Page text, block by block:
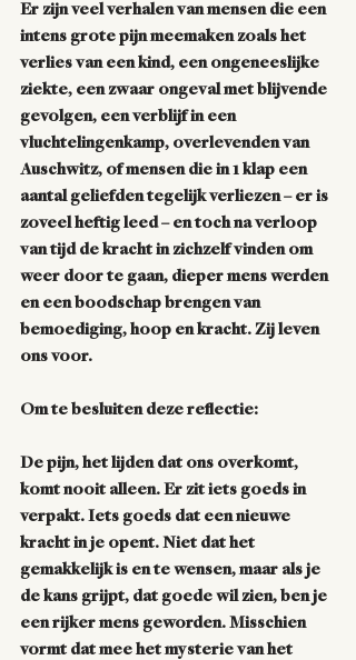
Er zijn veel verhalen van mensen die een
intens grote pijn meemaken zoals het
verlies van een kind, een ongeneeslijke
ziekte, een zwaar ongeval met blijvende
gevolgen, een verblijf in een
vluchtelingenkamp, overlevenden van
Auschwitz, of mensen die in 1 klap een
aantal geliefden tegelijk verliezen – er is
zoveel heftig leed – en toch na verloop
van tijd de kracht in zichzelf vinden om
weer door te gaan, dieper mens werden
en een boodschap brengen van
bemoediging, hoop en kracht. Zij leven
ons voor.
Om te besluiten deze reflectie:
De pijn, het lijden dat ons overkomt,
komt nooit alleen. Er zit iets goeds in
verpakt. Iets goeds dat een nieuwe
kracht in je opent. Niet dat het
gemakkelijk is en te wensen, maar als je
de kans grijpt, dat goede wil zien, ben je
een rijker mens geworden. Misschien
vormt dat mee het mysterie van het